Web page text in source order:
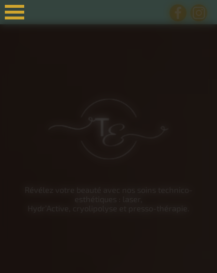
Panneau de gestion des cookies